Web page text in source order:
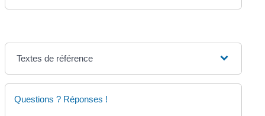
Textes de référence
Questions ? Réponses !